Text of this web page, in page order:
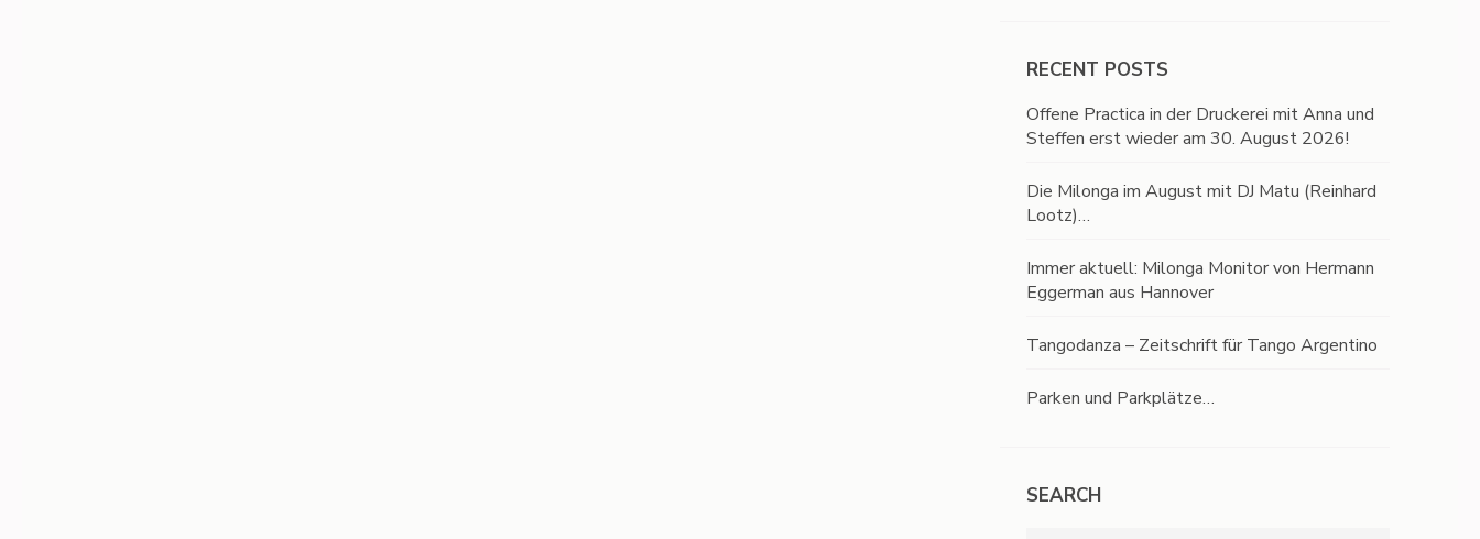
RECENT POSTS
Offene Practica in der Druckerei mit Anna und
Steffen erst wieder am 30. August 2026!
Die Milonga im August mit DJ Matu (Reinhard
Lootz)…
Immer aktuell: Milonga Monitor von Hermann
Eggerman aus Hannover
Tangodanza – Zeitschrift für Tango Argentino
Parken und Parkplätze…
SEARCH